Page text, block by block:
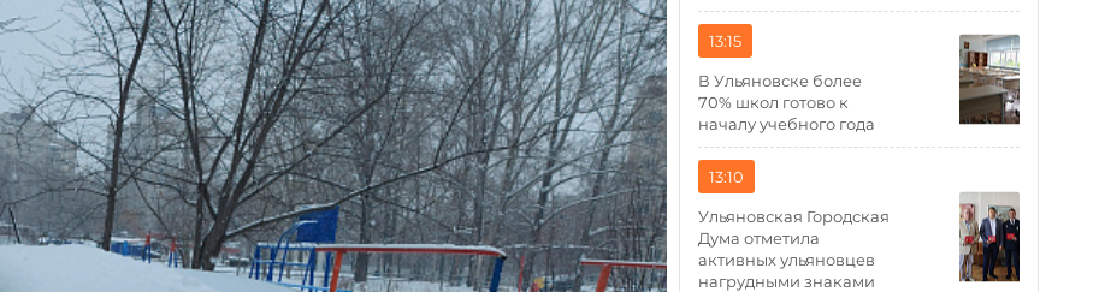
13:15
В Ульяновске более
70% школ готово к
началу учебного года
13:10
Ульяновская Городская
Дума отметила
активных ульяновцев
нагрудными знаками